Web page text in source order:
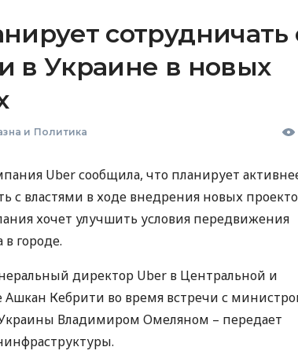
сотрудничать
в Украине в новых
и Политика
Uber сообщила, что планирует
с властями в ходе внедрения новых
хочет улучшить условия передвижения
в городе.
директор Uber в Центральной и
Ашкан Кебрити во время встречи с
Владимиром Омеляном – передает